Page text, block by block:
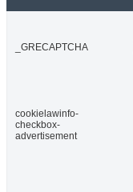
_GRECAPTCHA
cookielawinfo-
checkbox-
advertisement